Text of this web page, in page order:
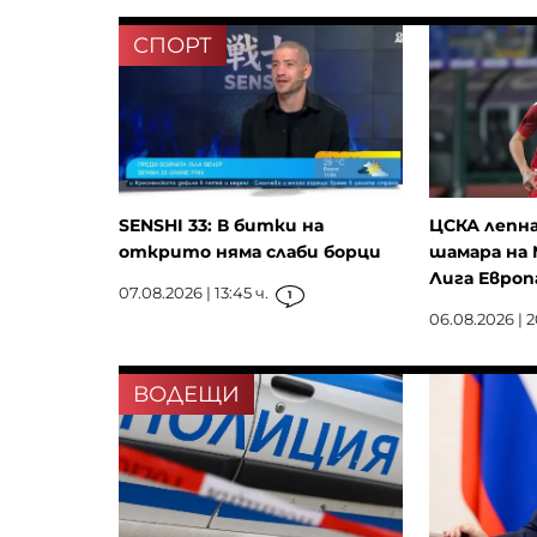
СПОРТ
SENSHI 33: В битки на
открито няма слаби борци
07.08.2026 | 13:45 ч. 1
ЦСКА
шамара на
Лига
06.08.2026 |
ВОДЕЩИ